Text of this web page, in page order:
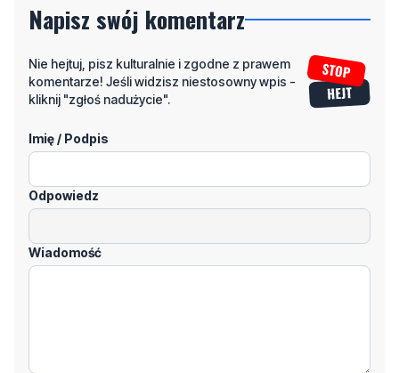
Napisz swój komentarz
Nie hejtuj, pisz kulturalnie i zgodne z prawem
komentarze! Jeśli widzisz niestosowny wpis -
kliknij "zgłoś nadużycie".
Imię / Podpis
Odpowiedz
Wiadomość